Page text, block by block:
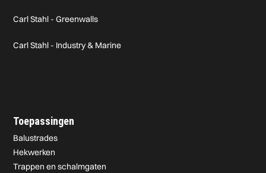
Carl Stahl - Greenwalls
Carl Stahl - Industry & Marine
Toepassingen
Balustrades
Hekwerken
Trappen en schalmgaten